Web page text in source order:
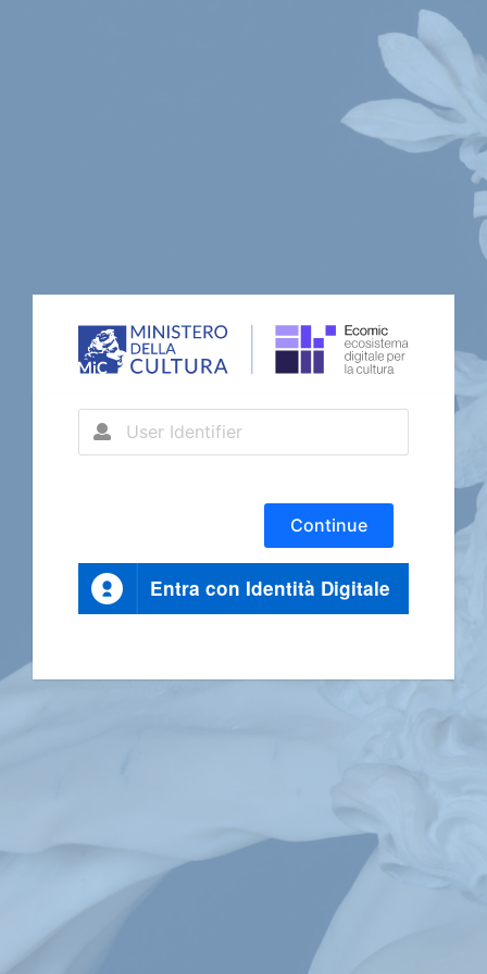
Continue
Entra con Identità Digitale